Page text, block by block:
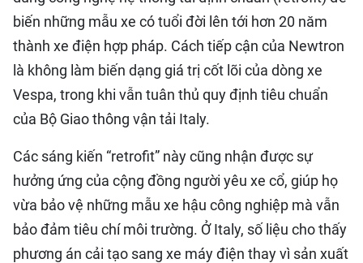
biến những mẫu xe có tuổi đời lên tới hơn 20 năm
thành xe điện hợp pháp. Cách tiếp cận của Newtron
là không làm biến dạng giá trị cốt lõi của dòng xe
Vespa, trong khi vẫn tuân thủ quy định tiêu chuẩn
của Bộ Giao thông vận tải Italy.
Các sáng kiến “retrofit” này cũng nhận được sự
hưởng ứng của cộng đồng người yêu xe cổ, giúp họ
vừa bảo vệ những mẫu xe hậu công nghiệp mà vẫn
bảo đảm tiêu chí môi trường. Ở Italy, số liệu cho thấy
phương án cải tạo sang xe máy điện thay vì sản xuất